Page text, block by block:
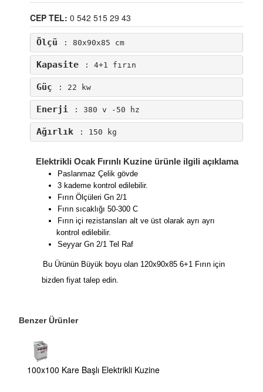
CEP TEL: 0 542 515 29 43
Ölçü : 80x90x85 cm
Kapasite : 4+1 fırın
Güç : 22 kw
Enerji : 380 v -50 hz
Ağırlık : 150 kg
Elektrikli Ocak Fırınlı Kuzine ürünle ilgili açıklama
Paslanmaz Çelik gövde
3 kademe kontrol edilebilir.
Fırın Ölçüleri Gn 2/1
Fırın sıcaklığı 50-300 C
Fırın içi rezistansları alt ve üst olarak ayrı ayrı
kontrol edilebilir.
Seyyar Gn 2/1 Tel Raf
Bu Ürünün Büyük boyu olan 120x90x85 6+1 Fırın için
bizden fiyat talep edin.
Benzer Ürünler
100x100 Kare Başlı Elektrikli Kuzine